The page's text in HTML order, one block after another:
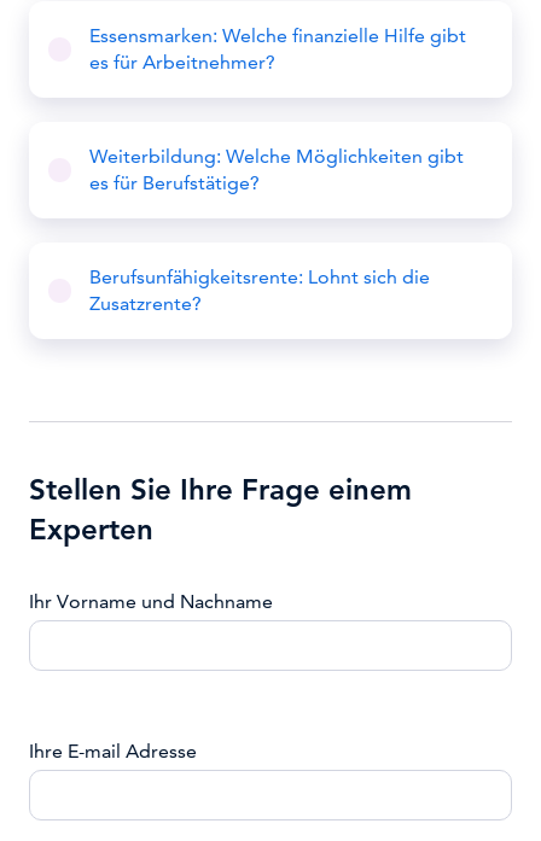
Essensmarken: Welche finanzielle Hilfe gibt
es für Arbeitnehmer?
Weiterbildung: Welche Möglichkeiten gibt
es für Berufstätige?
Berufsunfähigkeitsrente: Lohnt sich die
Zusatzrente?
Stellen Sie Ihre Frage einem
Experten
Ihr Vorname und Nachname
Ihre E-mail Adresse